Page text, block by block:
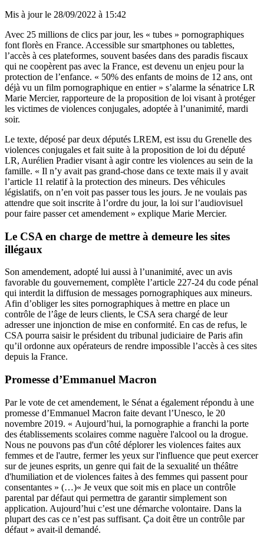
Mis à jour le 28/09/2022 à 15:42
Avec 25 millions de clics par jour, les « tubes » pornographiques
font florès en France. Accessible sur smartphones ou tablettes,
l’accès à ces plateformes, souvent basées dans des paradis fiscaux
qui ne coopèrent pas avec la France, est devenu un enjeu pour la
protection de l’enfance. « 50% des enfants de moins de 12 ans, ont
déjà vu un film pornographique en entier » s’alarme la sénatrice LR
Marie Mercier, rapporteure de la proposition de loi visant à protéger
les victimes de violences conjugales, adoptée à l’unanimité, mardi
soir.
Le texte, déposé par deux députés LREM, est issu du Grenelle des
violences conjugales et fait suite à la proposition de loi du député
LR, Aurélien Pradier visant à agir contre les violences au sein de la
famille. « Il n’y avait pas grand-chose dans ce texte mais il y avait
l’article 11 relatif à la protection des mineurs. Des véhicules
législatifs, on n’en voit pas passer tous les jours. Je ne voulais pas
attendre que soit inscrite à l’ordre du jour, la loi sur l’audiovisuel
pour faire passer cet amendement » explique Marie Mercier.
Le CSA en charge de mettre à demeure les sites
illégaux
Son amendement, adopté lui aussi à l’unanimité, avec un avis
favorable du gouvernement, complète l’article 227-24 du code pénal
qui interdit la diffusion de messages pornographiques aux mineurs.
Afin d’obliger les sites pornographiques à mettre en place un
contrôle de l’âge de leurs clients, le CSA sera chargé de leur
adresser une injonction de mise en conformité. En cas de refus, le
CSA pourra saisir le président du tribunal judiciaire de Paris afin
qu’il ordonne aux opérateurs de rendre impossible l’accès à ces sites
depuis la France.
Promesse d’Emmanuel Macron
Par le vote de cet amendement, le Sénat a également répondu à une
promesse d’Emmanuel Macron faite devant l’Unesco, le 20
novembre 2019. « Aujourd’hui, la pornographie a franchi la porte
des établissements scolaires comme naguère l'alcool ou la drogue.
Nous ne pouvons pas d'un côté déplorer les violences faites aux
femmes et de l'autre, fermer les yeux sur l'influence que peut exercer
sur de jeunes esprits, un genre qui fait de la sexualité un théâtre
d'humiliation et de violences faites à des femmes qui passent pour
consentantes » (…)« Je veux que soit mis en place un contrôle
parental par défaut qui permettra de garantir simplement son
application. Aujourd’hui c’est une démarche volontaire. Dans la
plupart des cas ce n’est pas suffisant. Ça doit être un contrôle par
défaut » avait-il demandé.